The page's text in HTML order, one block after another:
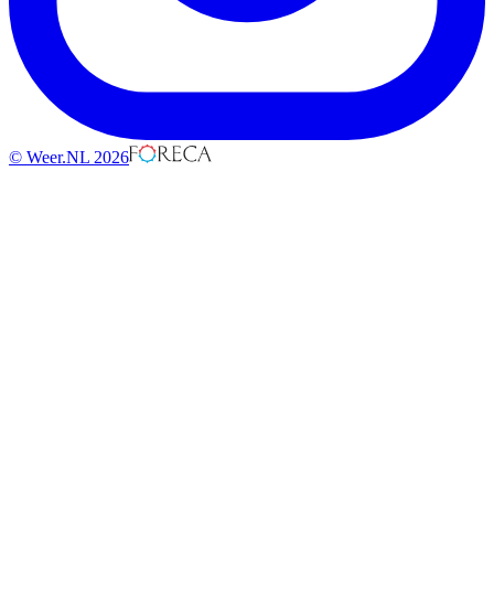
© Weer.NL 2026